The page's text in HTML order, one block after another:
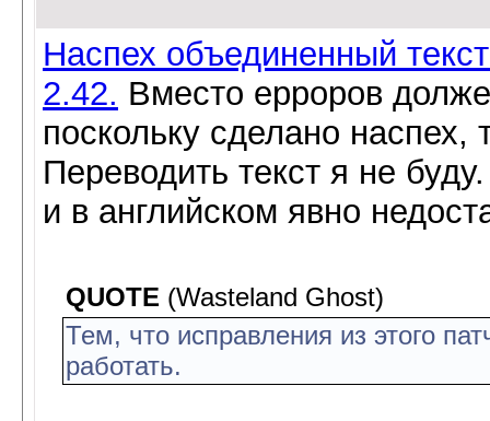
Наспех объединенный
2.42. Вместо ерроров
поскольку сделано наспех,
Переводить текст я не
и в английском явно
QUOTE (Wasteland Ghost)
Тем, что исправления из этого
работать.